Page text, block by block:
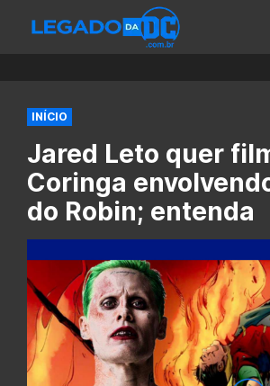
INÍCIO
Jared Leto quer
Coringa
do Robin; entenda